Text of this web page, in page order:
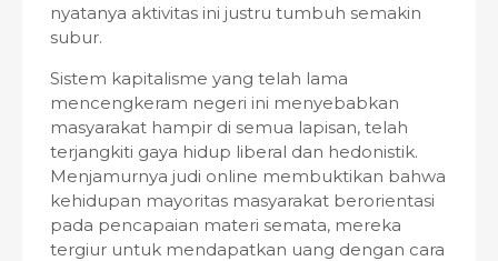
nyatanya aktivitas ini justru tumbuh semakin
subur.
Sistem kapitalisme yang telah lama
mencengkeram negeri ini menyebabkan
masyarakat hampir di semua lapisan, telah
terjangkiti gaya hidup liberal dan hedonistik.
Menjamurnya judi online membuktikan bahwa
kehidupan mayoritas masyarakat berorientasi
pada pencapaian materi semata, mereka
tergiur untuk mendapatkan uang dengan cara